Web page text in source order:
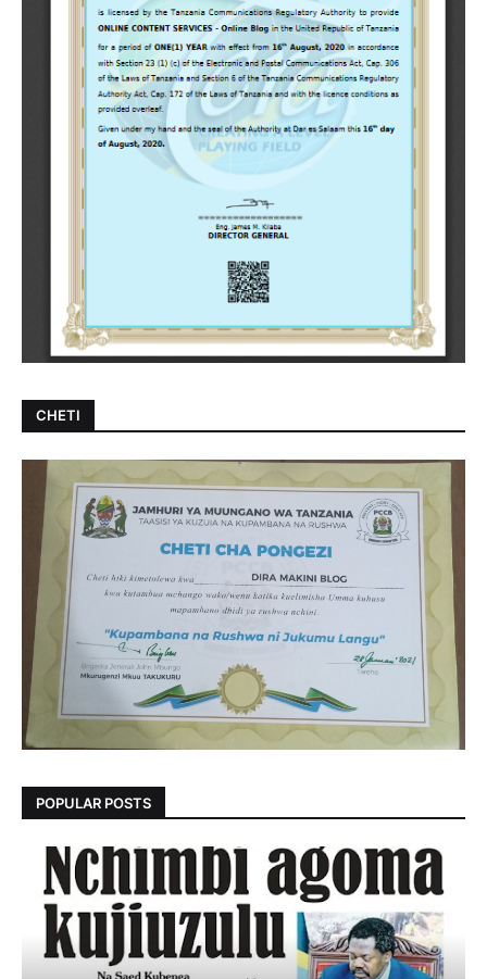
CHETI
POPULAR POSTS